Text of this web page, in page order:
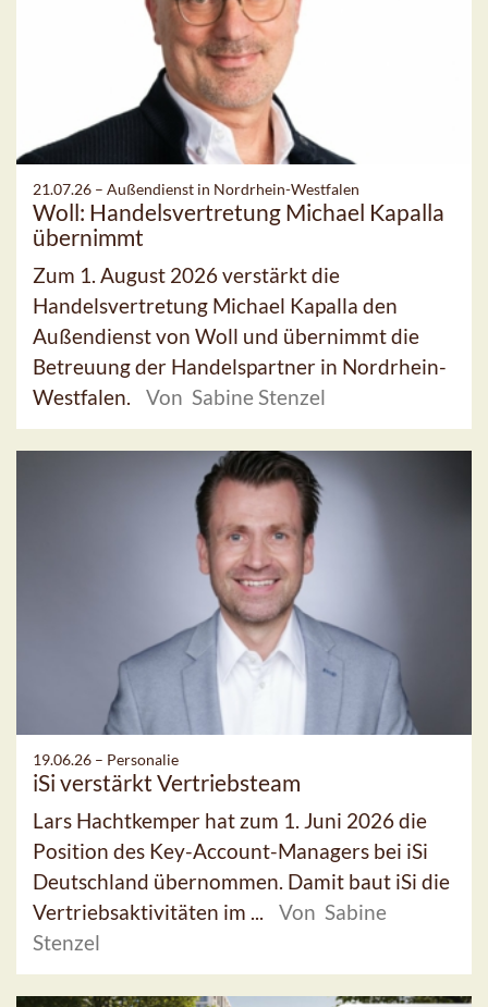
21.07.26 – Außendienst in Nordrhein-Westfalen
Woll: Handelsvertretung Michael Kapalla
übernimmt
Zum 1. August 2026 verstärkt die
Handelsvertretung Michael Kapalla den
Außendienst von Woll und übernimmt die
Betreuung der Handelspartner in Nordrhein-
Westfalen.
Von Sabine Stenzel
19.06.26 – Personalie
iSi verstärkt Vertriebsteam
Lars Hachtkemper hat zum 1. Juni 2026 die
Position des Key-Account-Managers bei iSi
Deutschland übernommen. Damit baut iSi die
Vertriebsaktivitäten im ...
Von Sabine
Stenzel